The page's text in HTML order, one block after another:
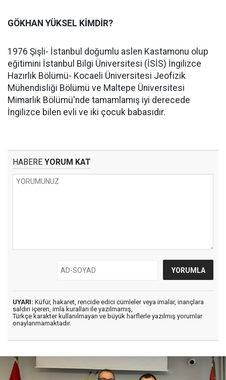
GÖKHAN YÜKSEL KİMDİR?
1976 Şişli- İstanbul doğumlu aslen Kastamonu olup
eğitimini İstanbul Bilgi Üniversitesi (İSİS) İngilizce
Hazırlık Bölümü- Kocaeli Üniversitesi Jeofizik
Mühendisliği Bölümü ve Maltepe Üniversitesi
Mimarlık Bölümü'nde tamamlamış iyi derecede
İngilizce bilen evli ve iki çocuk babasıdır.
HABERE YORUM KAT
UYARI: Küfür, hakaret, rencide edici cümleler veya imalar, inançlara
saldırı içeren, imla kuralları ile yazılmamış,
Türkçe karakter kullanılmayan ve büyük harflerle yazılmış yorumlar
onaylanmamaktadır.